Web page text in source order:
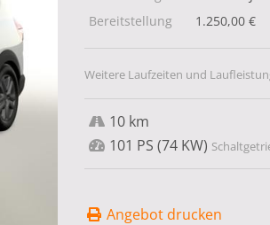
Bereitstellung
1.250,00 €
Weitere Laufzeiten und
10 km
101 PS (74 KW)
Angebot drucken